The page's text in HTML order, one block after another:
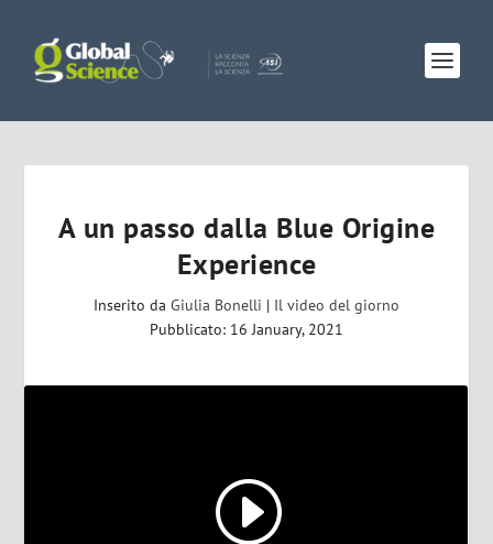
A un passo dalla Blue Origine
Experience
Inserito da Giulia Bonelli | Il video del giorno
Pubblicato: 16 January, 2021